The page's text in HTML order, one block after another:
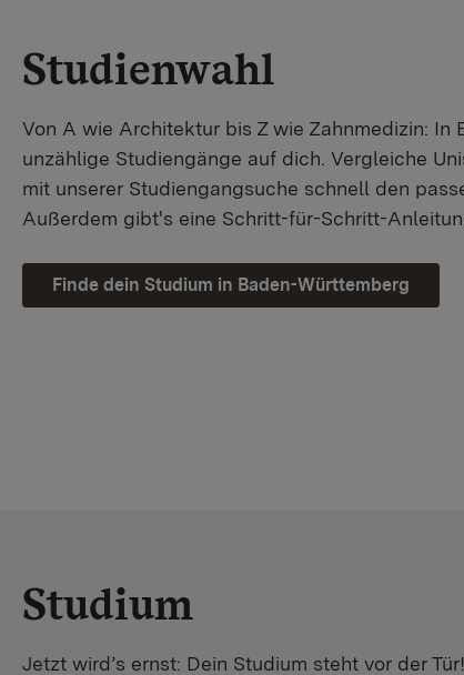
Studienwahl
Von A wie Architektur bis Z wie Zahnmedizin: In
unzählige Studiengänge auf dich. Vergleiche
mit unserer Studiengangsuche schnell den
Außerdem gibt's eine Schritt-für-Schritt-
Finde dein Studium in Baden-Württemberg
Studium
Jetzt wird’s ernst: Dein Studium steht vor der